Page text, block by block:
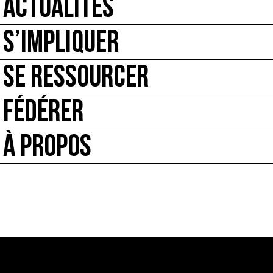
ACTUALITÉS
S’IMPLIQUER
SE RESSOURCER
FÉDÉRER
À PROPOS